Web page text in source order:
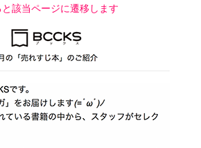
該当ページに遷移します